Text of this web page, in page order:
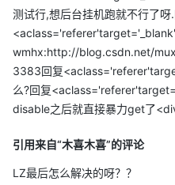
测试行,想后台挂机跑就不行了呀
wmhx:http://blog.csdn.net/
3383回复
么?回复
disable之后就直接暴力get了
引用来自“木喜木喜”的评论
LZ最后怎么解决的呀？？